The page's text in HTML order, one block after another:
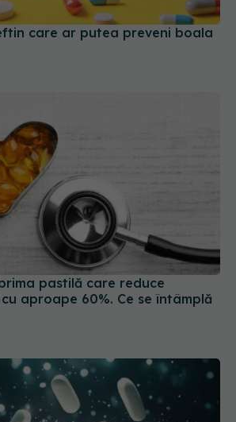
care ar putea preveni boala
pastilă care reduce
aproape 60%. Ce se întâmplă